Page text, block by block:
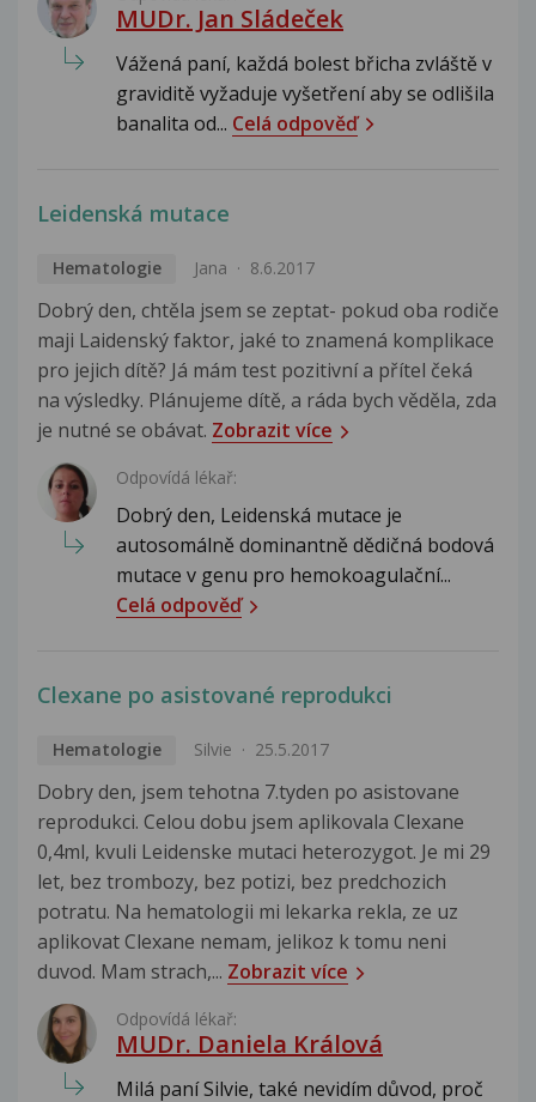
MUDr. Jan Sládeček
Vážená paní, každá bolest břicha zvláště v
graviditě vyžaduje vyšetření aby se odlišila
banalita od... Celá odpověď
Leidenská mutace
Hematologie Jana 8.6.2017
Dobrý den, chtěla jsem se zeptat- pokud oba rodiče
maji Laidenský faktor, jaké to znamená komplikace
pro jejich dítě? Já mám test pozitivní a přítel čeká
na výsledky. Plánujeme dítě, a ráda bych věděla, zda
je nutné se obávat. Zobrazit více
Odpovídá lékař:
Dobrý den, Leidenská mutace je
autosomálně dominantně dědičná bodová
mutace v genu pro hemokoagulační...
Celá odpověď
Clexane po asistované reprodukci
Hematologie Silvie 25.5.2017
Dobry den, jsem tehotna 7.tyden po asistovane
reprodukci. Celou dobu jsem aplikovala Clexane
0,4ml, kvuli Leidenske mutaci heterozygot. Je mi 29
let, bez trombozy, bez potizi, bez predchozich
potratu. Na hematologii mi lekarka rekla, ze uz
aplikovat Clexane nemam, jelikoz k tomu neni
duvod. Mam strach,... Zobrazit více
Odpovídá lékař:
MUDr. Daniela Králová
Milá paní Silvie, také nevidím důvod, proč